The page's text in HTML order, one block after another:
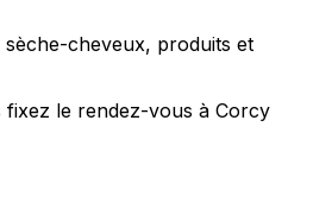
cheveux, produits et
fixez le rendez-vous à Corcy